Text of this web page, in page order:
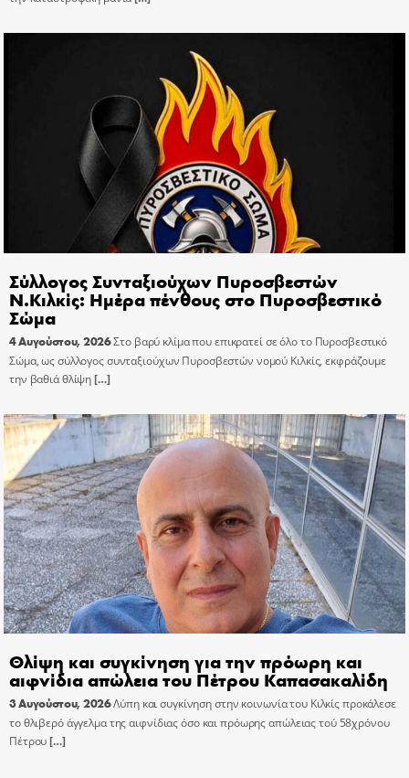
Σύλλογος Συνταξιούχων Πυροσβεστών
Ν.Κιλκίς: Ημέρα πένθους στο Πυροσβεστικό
Σώμα
4 Αυγούστου, 2026Στο βαρύ κλίμα που επικρατεί σε όλο το Πυροσβεστικό
Σώμα, ως σύλλογος συνταξιούχων Πυροσβεστών νομού Κιλκίς, εκφράζουμε
την βαθιά θλίψη[…]
Θλίψη και συγκίνηση για την πρόωρη και
αιφνίδια απώλεια του Πέτρου Καπασακαλίδη
3 Αυγούστου, 2026Λύπη και συγκίνηση στην κοινωνία του Κιλκίς προκάλεσε
το θλιβερό άγγελμα της αιφνίδιας όσο και πρόωρης απώλειας τού 58χρόνου
Πέτρου[…]